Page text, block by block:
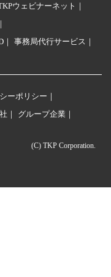
ウェビナーネット
事務局代行サービス
ーポリシー
グループ企業
(C) TKP Corporation.